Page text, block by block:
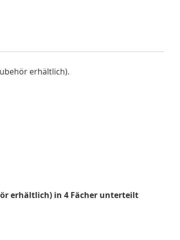
erhältlich).
erhältlich) in 4 Fächer unterteilt